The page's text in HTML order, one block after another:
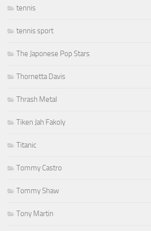
tennis
tennis sport
The Japonese Pop Stars
Thornetta Davis
Thrash Metal
Tiken Jah Fakoly
Titanic
Tommy Castro
Tommy Shaw
Tony Martin